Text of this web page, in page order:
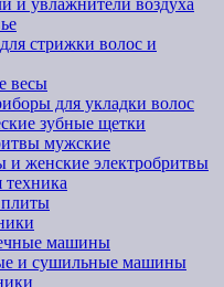
и увлажнители воздуха
стрижки волос и
весы
для укладки волос
зубные щетки
мужские
и женские электробритвы
машины
и сушильные машины